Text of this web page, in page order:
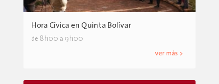
Hora Cívica en Quinta Bolívar
de 8h00 a 9h00
ver más >